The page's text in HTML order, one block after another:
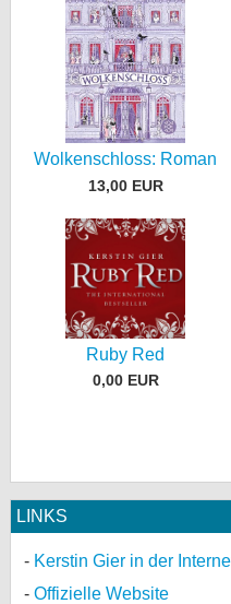
Wolkenschloss: Roman
13,00 EUR
Ruby Red
0,00 EUR
LINKS
Kerstin Gier in der
Offizielle Website